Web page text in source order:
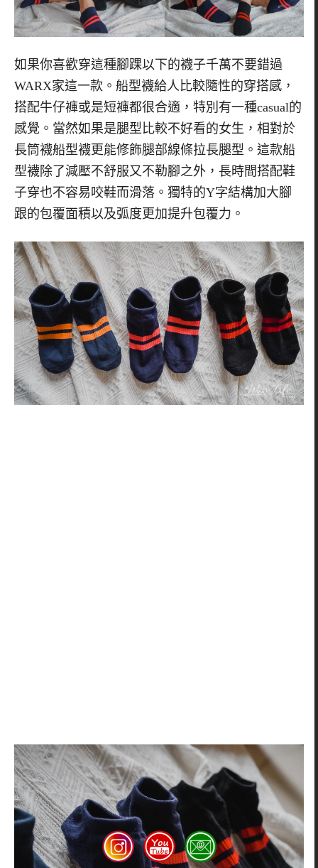
如果你喜歡穿這種腳踝以下的襪子千萬不要錯過
WARX家這一款。船型襪給人比較隨性的穿搭感，
搭配牛仔褲或是短褲都很合適，特別有一種casual的
感覺。當然如果是腿型比較不好看的女生，相對於
長筒襪船型襪更能修飾腿部線條拉長腿型。這款船
型襪除了減壓不舒服又不勒腳之外，長時間搭配鞋
子穿也不容易咬鞋而滑落。獨特的Y字結構加大腳
跟的包覆面積以及弧度更加提升包覆力。